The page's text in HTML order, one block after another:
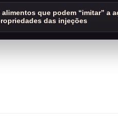
alimentos que podem “imitar” a
das injeções